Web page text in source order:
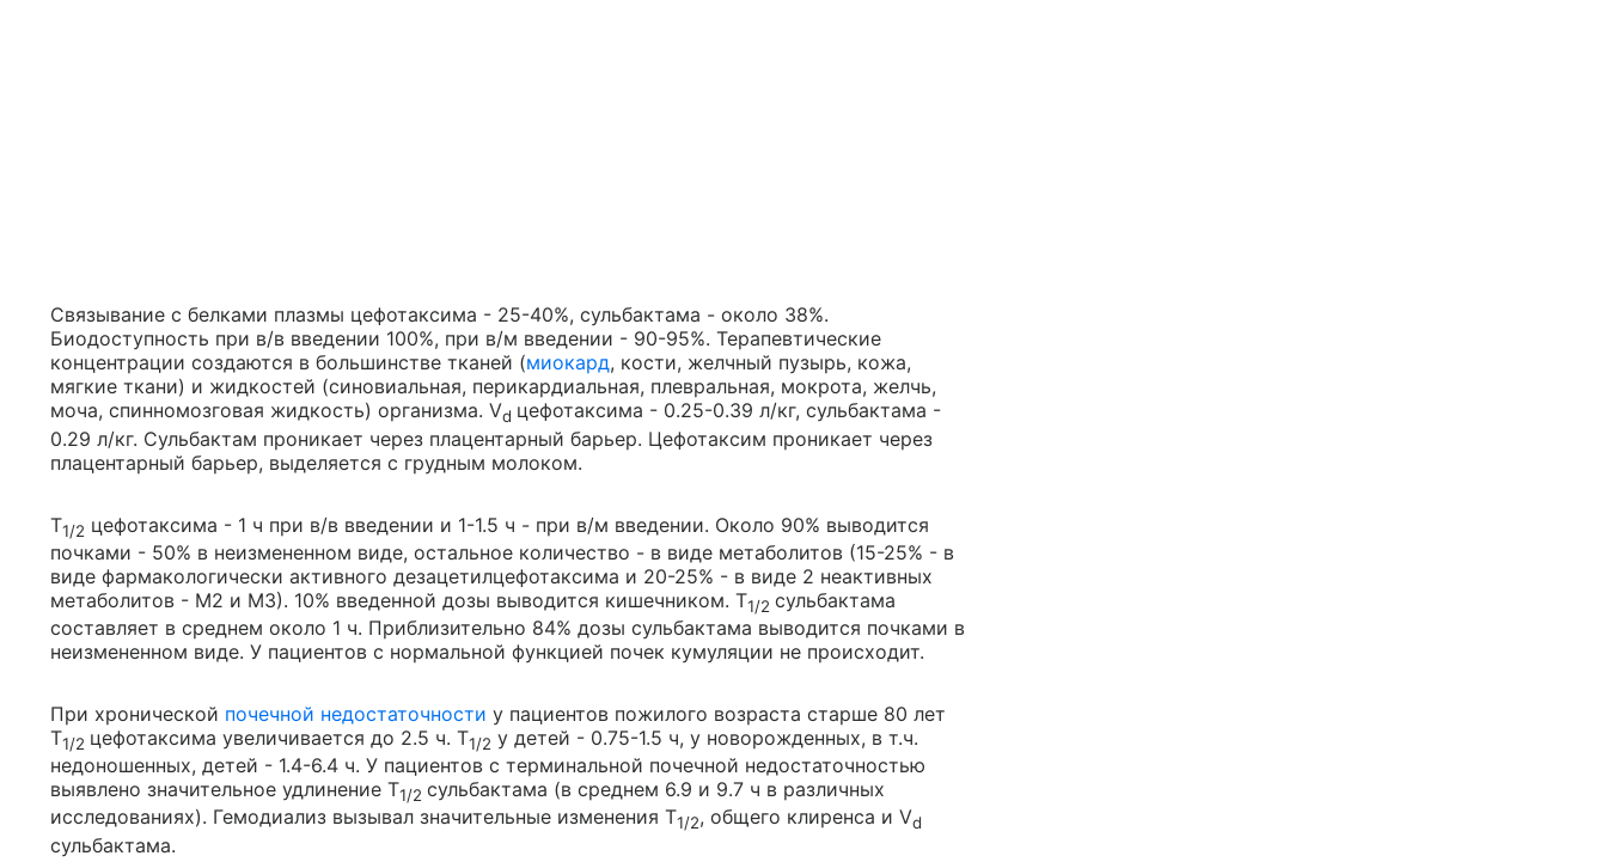
Связывание с белками плазмы цефотаксима - 25-40%, сульбактама - около 38%.
Биодоступность при в/в введении 100%, при в/м введении - 90-95%. Терапевтические
концентрации создаются в большинстве тканей (миокард, кости, желчный пузырь, кожа,
мягкие ткани) и жидкостей (синовиальная, перикардиальная, плевральная, мокрота, желчь,
моча, спинномозговая жидкость) организма. Vd цефотаксима - 0.25-0.39 л/кг, сульбактама -
0.29 л/кг. Сульбактам проникает через плацентарный барьер. Цефотаксим проникает через
плацентарный барьер, выделяется с грудным молоком.
T1/2 цефотаксима - 1 ч при в/в введении и 1-1.5 ч - при в/м введении. Около 90% выводится
почками - 50% в неизмененном виде, остальное количество - в виде метаболитов (15-25% - в
виде фармакологически активного дезацетилцефотаксима и 20-25% - в виде 2 неактивных
метаболитов - М2 и М3). 10% введенной дозы выводится кишечником. T1/2 сульбактама
составляет в среднем около 1 ч. Приблизительно 84% дозы сульбактама выводится почками в
неизмененном виде. У пациентов с нормальной функцией почек кумуляции не происходит.
При хронической почечной недостаточности у пациентов пожилого возраста старше 80 лет
T1/2 цефотаксима увеличивается до 2.5 ч. T1/2 у детей - 0.75-1.5 ч, у новорожденных, в т.ч.
недоношенных, детей - 1.4-6.4 ч. У пациентов с терминальной почечной недостаточностью
выявлено значительное удлинение T1/2 сульбактама (в среднем 6.9 и 9.7 ч в различных
исследованиях). Гемодиализ вызывал значительные изменения T1/2, общего клиренса и Vd
сульбактама.